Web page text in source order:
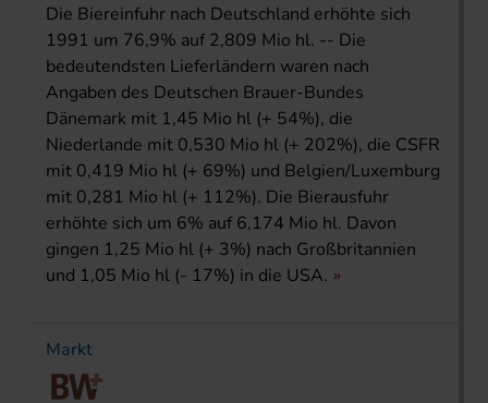
Die Biereinfuhr nach Deutschland erhöhte sich
1991 um 76,9% auf 2,809 Mio hl. -- Die
bedeutendsten Lieferländern waren nach
Angaben des Deutschen Brauer-Bundes
Dänemark mit 1,45 Mio hl (+ 54%), die
Niederlande mit 0,530 Mio hl (+ 202%), die CSFR
mit 0,419 Mio hl (+ 69%) und Belgien/Luxemburg
mit 0,281 Mio hl (+ 112%). Die Bierausfuhr
erhöhte sich um 6% auf 6,174 Mio hl. Davon
gingen 1,25 Mio hl (+ 3%) nach Großbritannien
und 1,05 Mio hl (- 17%) in die USA.
Markt